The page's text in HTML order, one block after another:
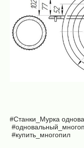
#Станки_Мурка
#купить_многопил